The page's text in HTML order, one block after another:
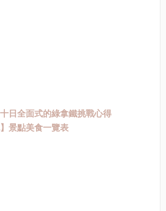
十日全面式的綠拿鐵挑戰心得
景點美食一覽表